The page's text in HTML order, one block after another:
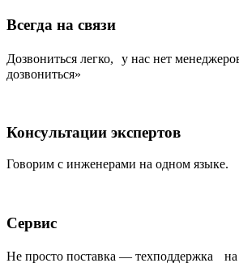
Всегда на связи
Дозвониться легко, у нас нет
дозвониться»
Консультации экспертов
Говорим с инженерами на одном языке.
Сервис
Не просто поставка — техподдержка на